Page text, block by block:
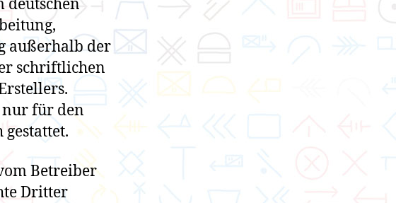
deutschen
außerhalb der
schriftlichen
nur für den
Betreiber
Dritter